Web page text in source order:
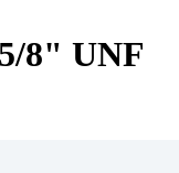
8" UNF